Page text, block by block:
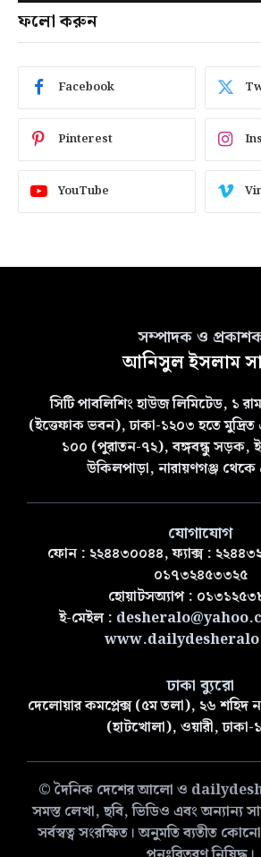
ফলো করুন
Facebook
Pinterest
YouTube
সম্পাদক ও
আনিসুল ইসলাম
সিটি পাবলিশিং হাউজ লিমিটেড, ১
(ইত্তেফাক ভবন), ঢাকা-১২০৩ হতে
১০০ (পুরাতন-৭২), বঙ্গবন্ধু সড়ক,
উকিলপাড়া, নারায়ণগঞ্জ থেকে
যোগাযোগ
ফোন : ২২৪৪৩০০৪৪, ফ্যাক্স :
০১৭৩২৪৫৩৩২৫
হোয়াটসঅ্যাপ :
ই-মেইল :
ঢাকা ব্যুরো
দেলোয়ার কমপ্লেক্স (৫ম তলা), ২৬
(হাটখোলা), ওয়ারী, ঢাকা-
© দৈনিক দেশের আলো ও
সমস্ত লেখা, ছবি, ভিডিও এবং অন্যান্য
সর্বস্বত্ব সংরক্ষিত। অনুমতি ব্যতীত